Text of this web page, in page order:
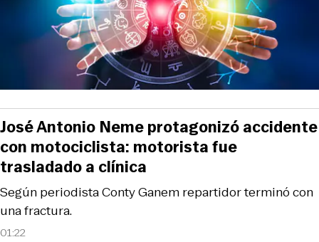
01:22
Según periodista Conty Ganem repartidor terminó con
una fractura.
José Antonio Neme protagonizó accidente
con motociclista: motorista fue
trasladado a clínica